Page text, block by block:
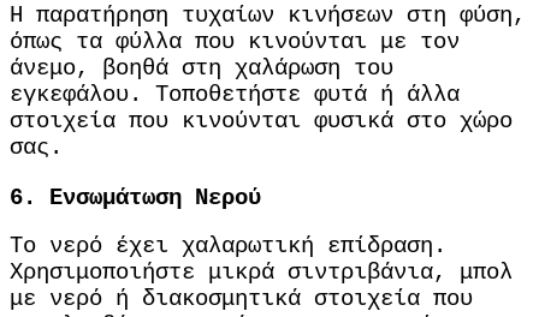
Η παρατήρηση τυχαίων κινήσεων στη φύση,
όπως τα φύλλα που κινούνται με τον
άνεμο, βοηθά στη χαλάρωση του
εγκεφάλου.
Τοποθετήστε φυτά ή άλλα
στοιχεία που κινούνται φυσικά στο χώρο
σας.
6. Ενσωμάτωση Νερού
Το νερό έχει χαλαρωτική επίδραση.
Χρησιμοποιήστε μικρά σιντριβάνια, μπολ
με νερό ή διακοσμητικά στοιχεία που